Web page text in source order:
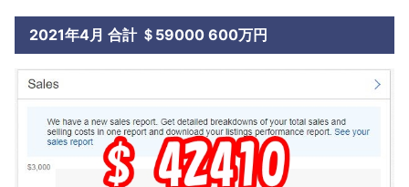
2021年4月 合計 ＄59000 600万円